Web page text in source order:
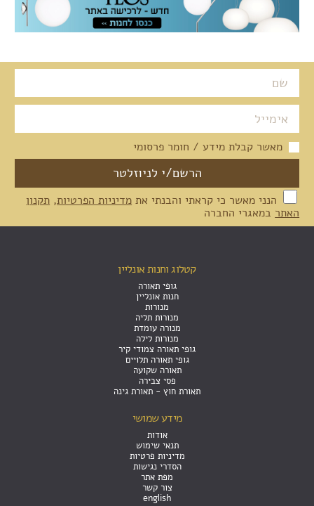
מאשר קבלת מידע / חומר פרסומי
הנני מאשר כי קראתי והבנתי את מדיניות הפרטיות, תקנון
האתר במאגרי החברה
קטלוג וחנות אונליין
גופי תאורה
חנות אונליין
מנורות
מנורות תליה
מנורה עומדת
מנורות לילה
גופי תאורה צמודי קיר
גופי תאורה תלויים
תאורה שקועה
פסי צבירה
תאורת חוץ - תאורת גינה
מידע שמושי
אודות
תנאי שימוש
מדיניות פרטיות
הסדרי נגישות
מפת אתר
צור קשר
english